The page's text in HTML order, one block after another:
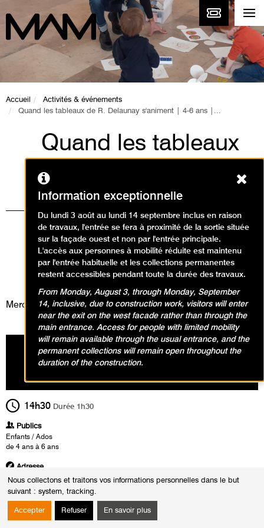
Nous collectons et traitons vos informations personnelles dans le but
suivant : system, tracking.
Accepter Refuser En savoir plus
Accueil
Activités & événements
Quand les tableaux de R. Delaunay s'animent | 4-6 ans |...
Quand les tableaux
de R. Delaunay
s'animent | 4-6 ans |
Collections
permanentes
Visites, Animations / Visite
animation
Mercredi 13 mars 2024
14h30 Durée 1h30
Publics
Enfants / Ados
de 4 ans à 6 ans
Adresse
Rendez-vous 15 minutes avant le début de l'atelier au Point informations situé
dans le hall d'accueil du musée.
*Activité réservée aux enfants uniquement.
Information exceptionnelle
Du lundi 3 août au lundi 14 septembre inclus en raison
de travaux, l'entrée se fera à proximité de la sortie située
sur la façade ouest et non par l'entrée principale.
L'accès aux personnes à mobilité réduite est maintenu
par l'entrée habituelle et les collections permanentes
restent accessibles pendant toute la durée des travaux.
From Monday, August 3, through Monday, September
14, inclusive, due to construction work, visitors will enter
near the exit on the west facade rather than through the
main entrance. Access for people with limited mobility
will remain available through the usual entrance, and the
permanent collections will remain open throughout the
duration of the construction.